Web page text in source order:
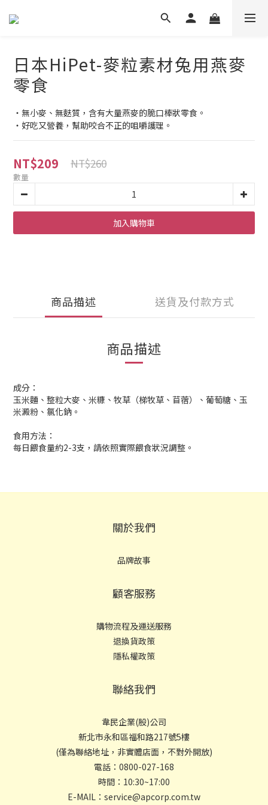
日本HiPet-麥粒素材兔用燕麥
零食
・無小麥、無麩質，含有大量燕麥的脆口棒狀零食。
・好吃又營養，幫助咬合不正的咀嚼護理。
NT$209 NT$260
數量
加入購物車
商品描述 送貨及付款方式
商品描述
成分：
玉米麵、整粒大麥、米糠、牧草（梯牧草、苜蓿）、葡萄糖、玉
米澱粉、氯化鈉。
食用方法：
每日餵食量約2-3支，請依照實際餵食狀況調整。
關於我們
品牌故事
顧客服務
購物流程及運送服務
退換貨政策
隱私權政策
聯絡我們
韋民企業(股)公司
新北市永和區福和路217號5樓
(僅為聯絡地址，非實體店面，不對外開放)
電話：0800-027-168
時間：10:30~17:00
E-MAIL：service@apcorp.com.tw